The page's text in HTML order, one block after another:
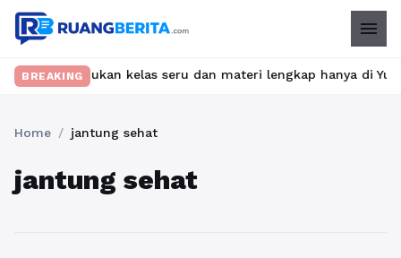
menu
BREAKING
Temukan kelas seru dan materi lengkap hanya di
Home / jantung sehat
jantung sehat